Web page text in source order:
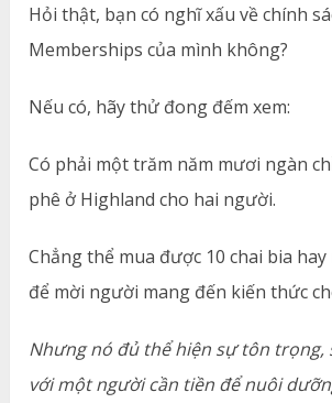
Hỏi thật, bạn có nghĩ xấu về chính
Memberships của mình không?
Nếu có, hãy thử đong đếm xem:
Có phải một trăm năm mươi ngàn
phê ở Highland cho hai người.
Chẳng thể mua được 10 chai bia
để mời người mang đến kiến thức
Nhưng nó đủ thể hiện sự tôn trọng,
với một người cần tiền để nuôi